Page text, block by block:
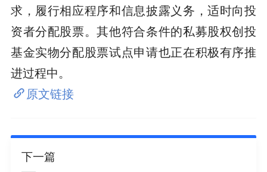
求，履行相应程序和信息披露义务，适时向投
资者分配股票。其他符合条件的私募股权创投
基金实物分配股票试点申请也正在积极有序推
进过程中。
原文链接
下一篇